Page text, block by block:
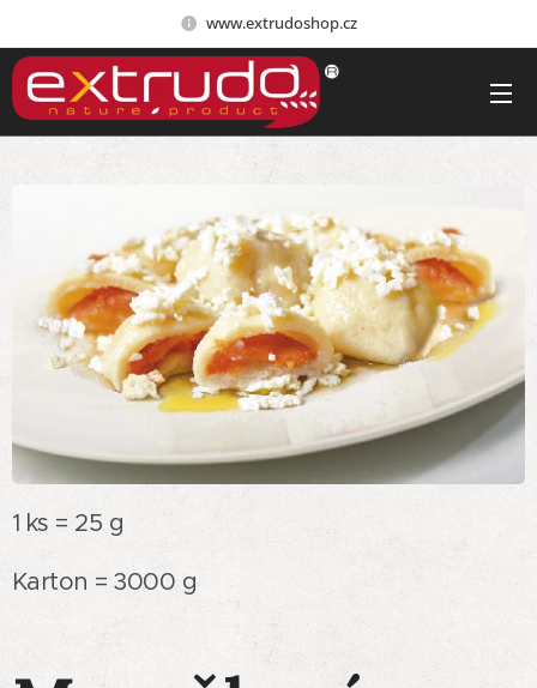
www.extrudoshop.cz
1 ks = 25 g
Karton = 3000 g